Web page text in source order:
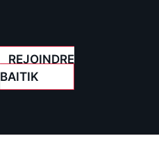
REJOINDRE
BAITIK